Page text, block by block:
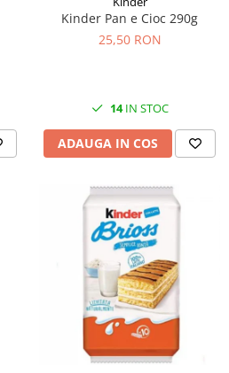
Kinder Pan e Cioc 290g
25,50 RON
14IN STOC
ADAUGA IN COS